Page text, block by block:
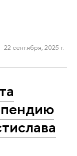
22 сентября, 2025 г.